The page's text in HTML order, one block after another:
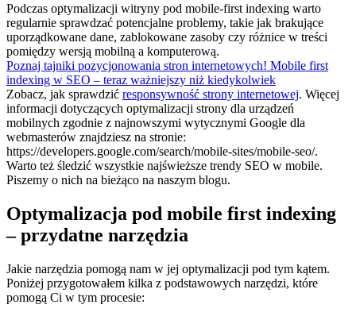
Podczas optymalizacji witryny pod mobile-first indexing warto
regularnie sprawdzać potencjalne problemy, takie jak brakujące
uporządkowane dane, zablokowane zasoby czy różnice w treści
pomiędzy wersją mobilną a komputerową.
Poznaj tajniki pozycjonowania stron internetowych! Mobile first
indexing w SEO – teraz ważniejszy niż kiedykolwiek
Zobacz, jak sprawdzić responsywność strony internetowej. Więcej
informacji dotyczących optymalizacji strony dla urządzeń
mobilnych zgodnie z najnowszymi wytycznymi Google dla
webmasterów znajdziesz na stronie:
https://developers.google.com/search/mobile-sites/mobile-seo/.
Warto też śledzić wszystkie najświeższe trendy SEO w mobile.
Piszemy o nich na bieżąco na naszym blogu.
Optymalizacja pod mobile first indexing
– przydatne narzędzia
Jakie narzędzia pomogą nam w jej optymalizacji pod tym kątem.
Poniżej przygotowałem kilka z podstawowych narzędzi, które
pomogą Ci w tym procesie: